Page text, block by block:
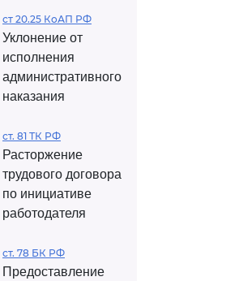
ст 20.25 КоАП РФ
Уклонение от
исполнения
административного
наказания
ст. 81 ТК РФ
Расторжение
трудового договора
по инициативе
работодателя
ст. 78 БК РФ
Предоставление